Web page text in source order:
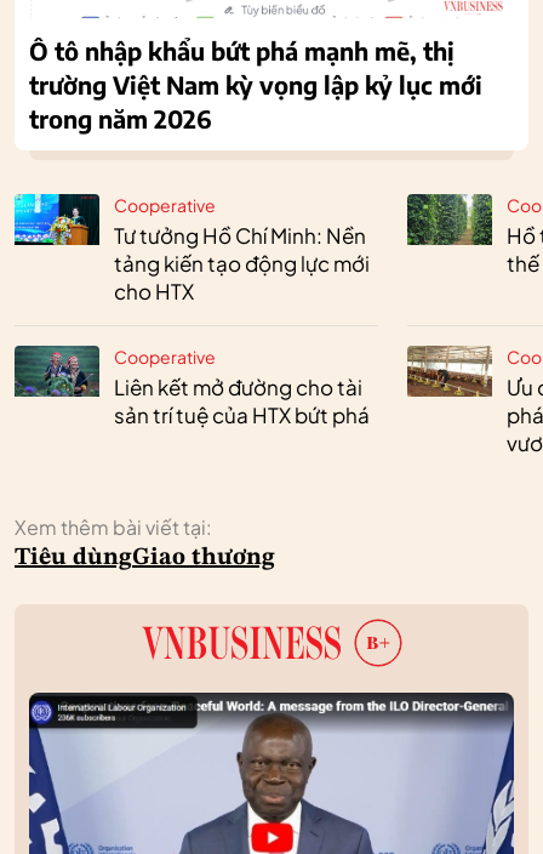
Cooperative
Tư tưởng Hồ Chí Minh: Nền
tảng kiến tạo động lực mới
cho HTX
Cooperative
Liên kết mở đường cho tài
sản trí tuệ của HTX bứt phá
Hồ
thế
Ưu
Xem thêm bài viết tại:
Tiêu dùngGiao thương
Ô tô nhập khẩu bứt phá mạnh mẽ, thị
trường Việt Nam kỳ vọng lập kỷ lục mới
trong năm 2026